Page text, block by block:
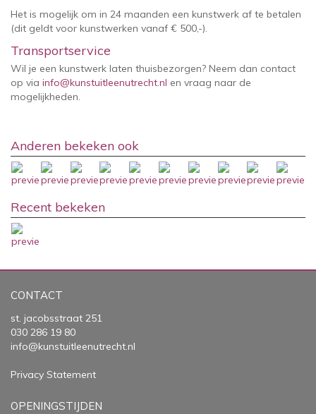
Het is mogelijk om in 24 maanden een kunstwerk af te betalen
(dit geldt voor kunstwerken vanaf € 500,-).
Transportservice
Wil je een kunstwerk laten thuisbezorgen? Neem dan contact
op via info@kunstuitleenutrecht.nl en vraag naar de
mogelijkheden.
Anderen bekeken ook
Recent bekeken
CONTACT
st. jacobsstraat 251
030 286 19 80
info@kunstuitleenutrecht.nl
Privacy Statement
OPENINGSTIJDEN